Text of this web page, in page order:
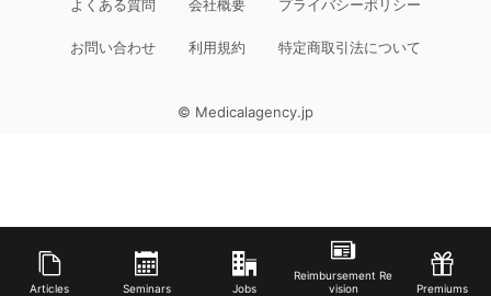
Articles Seminars Jobs
Reimbursement Re
vision
Premiums
よくある質問 会社概要 プライバシーポリシー
お問い合わせ 利用規約 特定商取引法について
© Medicalagency.jp